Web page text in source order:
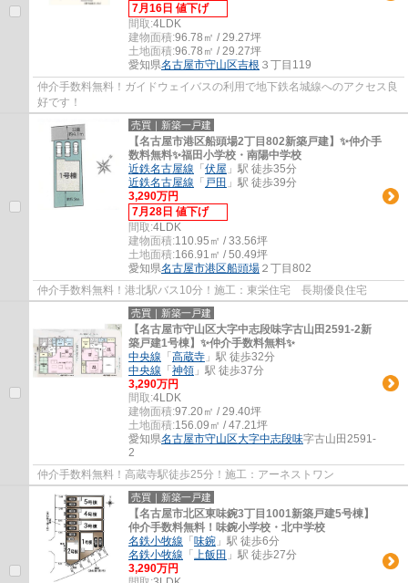
7月16日 値下げ
間取:4LDK
建物面積:96.78㎡ / 29.27坪
土地面積:96.78㎡ / 29.27坪
愛知県名古屋市守山区吉根 ３丁目119
仲介手数料無料！ガイドウェイバスの利用で地下鉄名城線へのアクセス良
好です！
売買｜新築一戸建
【名古屋市港区船頭場2丁目802新築戸建】✨️仲介手
数料無料✨️福田小学校・南陽中学校
近鉄名古屋線 「 伏屋 」駅 徒歩35分
近鉄名古屋線 「 戸田 」駅 徒歩39分
3,290万円
7月28日 値下げ
間取:4LDK
建物面積:110.95㎡ / 33.56坪
土地面積:166.91㎡ / 50.49坪
愛知県名古屋市港区船頭場 ２丁目802
仲介手数料無料！港北駅バス10分！施工：東栄住宅 長期優良住宅
売買｜新築一戸建
【名古屋市守山区大字中志段味字古山田2591-2新
築戸建1号棟】✨️仲介手数料無料✨️
中央線 「 高蔵寺 」駅 徒歩32分
中央線 「 神領 」駅 徒歩37分
3,290万円
間取:4LDK
建物面積:97.20㎡ / 29.40坪
土地面積:156.09㎡ / 47.21坪
愛知県名古屋市守山区大字中志段味字古山田2591-
2
仲介手数料無料！高蔵寺駅徒歩25分！施工：アーネストワン
売買｜新築一戸建
【名古屋市北区東味鋺3丁目1001新築戸建5号棟】
仲介手数料無料！味鋺小学校・北中学校
名鉄小牧線 「 味鋺 」駅 徒歩6分
名鉄小牧線 「 上飯田 」駅 徒歩27分
3,290万円